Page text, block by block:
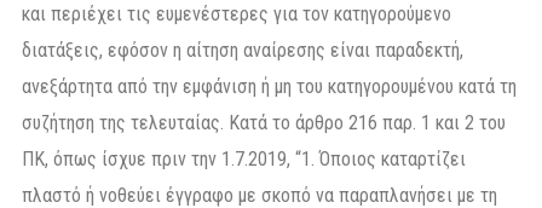
και περιέχει τις ευμενέστερες για τον κατηγορούμενο
διατάξεις, εφόσον η αίτηση αναίρεσης είναι παραδεκτή,
ανεξάρτητα από την εμφάνιση ή μη του κατηγορουμένου κατά τη
συζήτηση της τελευταίας. Κατά το άρθρο 216 παρ. 1 και 2 του
ΠΚ, όπως ίσχυε πριν την 1.7.2019, “1. Όποιος καταρτίζει
πλαστό ή νοθεύει έγγραφο με σκοπό να παραπλανήσει με τη